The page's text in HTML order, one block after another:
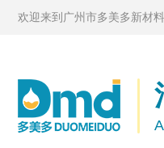
欢迎来到广州市多美多新材